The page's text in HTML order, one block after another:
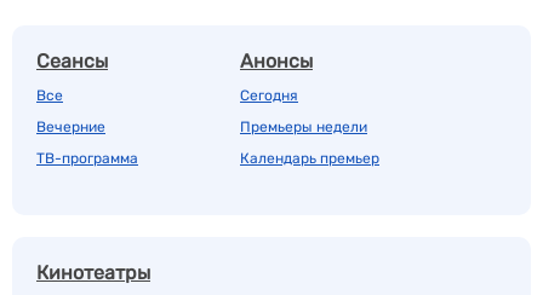
Сеансы
Все
Вечерние
ТВ-программа
Анонсы
Сегодня
Премьеры недели
Календарь премьер
Кинотеатры